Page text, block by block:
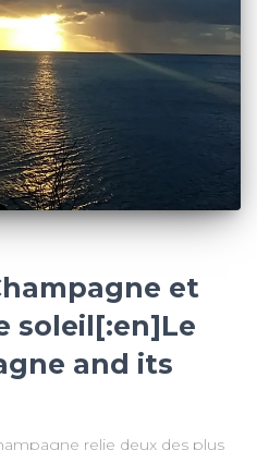
et
soleil[:en]Le
and its
relie deux des plus